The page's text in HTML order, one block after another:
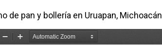
de pan y bollería en Uruapan, Michoacán